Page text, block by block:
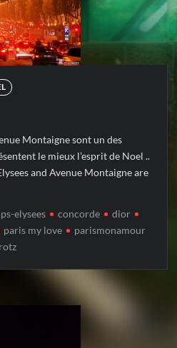
Montaigne sont un des
le mieux l’esprit de Noel ..
and Avenue Montaigne are
elysees concorde
dior
paris my love
parismonamour